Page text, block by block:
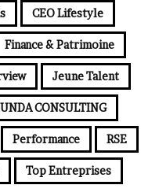
CEO Lifestyle
Finance & Patrimoine
Jeune Talent
CONSULTING
Performance RSE
Top Entreprises